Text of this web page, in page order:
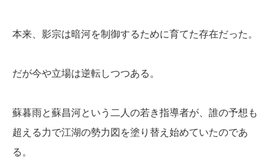
本来、影宗は暗河を制御するために育てた存在だった。
だが今や立場は逆転しつつある。
蘇暮雨と蘇昌河という二人の若き指導者が、誰の予想も
超える力で江湖の勢力図を塗り替え始めていたのであ
る。